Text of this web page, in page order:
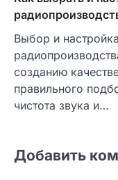
Выбор и
созданию
правильного
чистота звука и…
Добавить